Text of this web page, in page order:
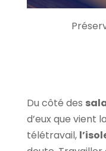
Du côté des
d’eux que vient
télétravail,